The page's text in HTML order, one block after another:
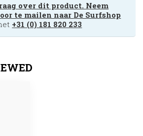
over dit product. Neem
te mailen naar De Surfshop
+31 (0) 181 820 233